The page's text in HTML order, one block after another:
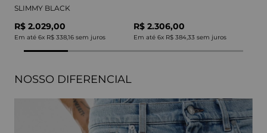
SLIMMY BLACK
R$ 2.029,00
Em até 6x R$ 338,16 sem juros
R$ 2.306,00
Em até 6x R$ 384,33 sem juros
NOSSO DIFERENCIAL